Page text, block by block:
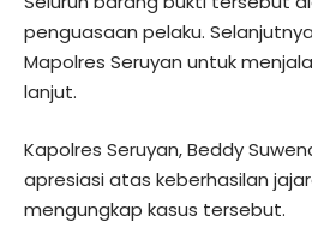
penguasaan pelaku.
Mapolres Seruyan untuk
lanjut.
Kapolres Seruyan, Beddy
apresiasi atas keberhasilan
mengungkap kasus tersebut.